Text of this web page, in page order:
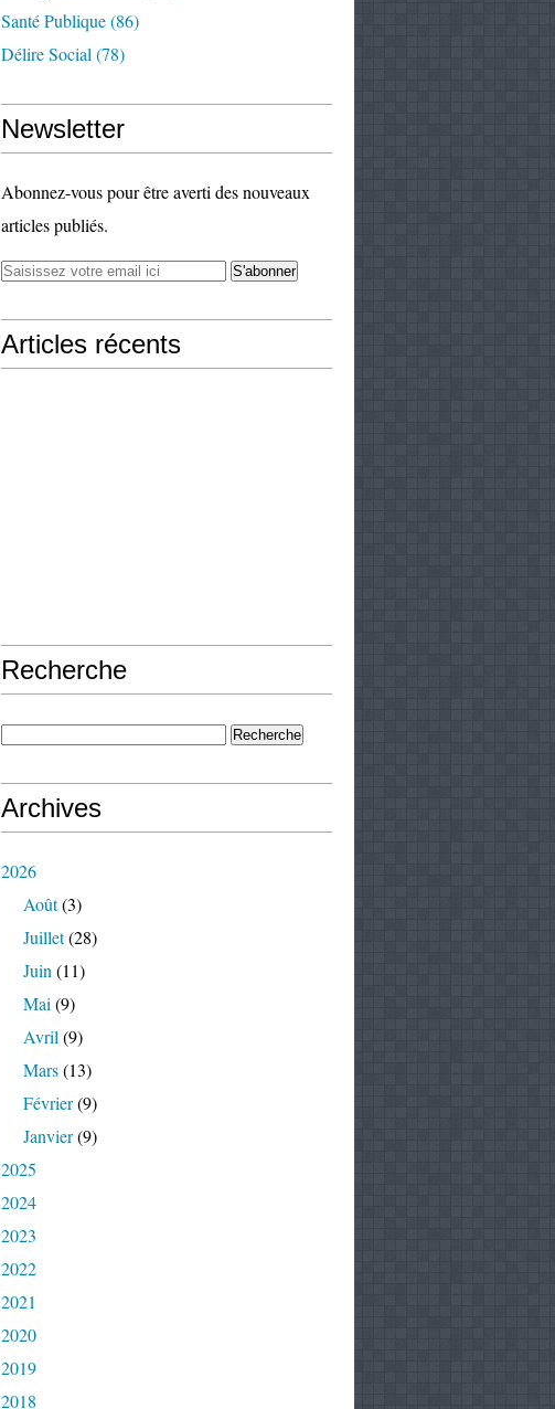
Santé Publique(86)
Délire Social (78)
Newsletter
Abonnez-vous pour être averti des nouveaux
articles publiés.
Articles récents
Recherche
Archives
2026
Août(3)
Juillet(28)
Juin (11)
Mai (9)
Avril (9)
Mars(13)
Février(9)
Janvier(9)
2025
2024
2023
2022
2021
2020
2019
2018